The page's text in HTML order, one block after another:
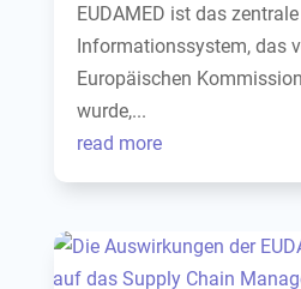
EUDAMED ist das zentrale
Informationssystem, das
Europäischen
wurde,...
read more